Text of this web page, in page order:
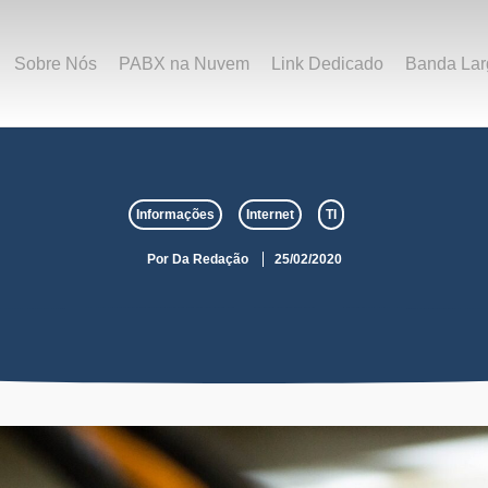
Sobre Nós PABX na Nuvem Link Dedicado Banda
Informações Internet TI
Por Da Redação 25/02/2020